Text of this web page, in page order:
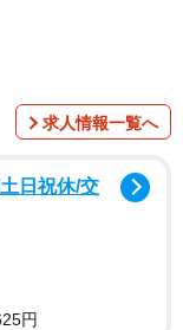
出ません。だる
るとコロナだっ
来では、むしろ
では10月の1カ月
新型コロナは3人
求人情報一覧へ
日祝休/交
円